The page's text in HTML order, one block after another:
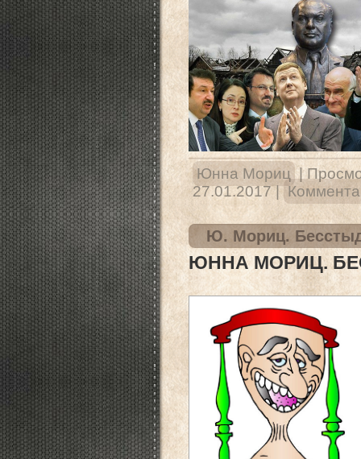
Юнна Мориц |
27.01.2017 |
Ю. Мориц.
ЮННА МОРИЦ.